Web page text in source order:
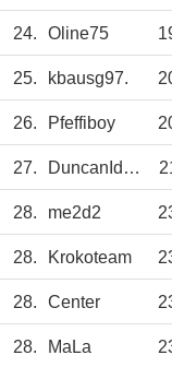
24. Oline75
25. kbausg97.
26. Pfeffiboy
27. DuncanIdaho
28. me2d2
28. Krokoteam
28. Center
28. MaLa